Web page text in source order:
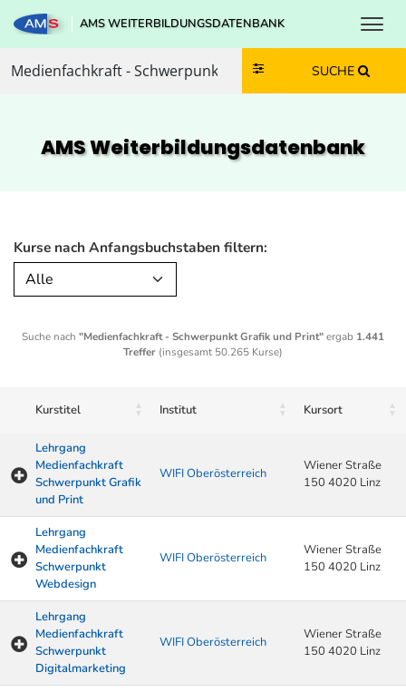
Zum Inhalt springen
Zum Navmenü springen
Zur Suche springen
Zur Footer springen
AMS WEITERBILDUNGSDATENBANK
SUCHE
AMS Weiterbildungs­datenbank
Kurse nach Anfangsbuchstaben filtern:
Alle
Suche nach "Medienfachkraft - Schwerpunkt Grafik und Print"ergab 1.441
Treffer (insgesamt 50.265 Kurse)
Kurstitel Institut Kursort
Lehrgang
Medienfachkraft
Schwerpunkt Grafik
und Print
WIFI Oberösterreich
Wiener Straße
150 4020 Linz
Lehrgang
Medienfachkraft
Schwerpunkt
Webdesign
WIFI Oberösterreich
Wiener Straße
150 4020 Linz
Lehrgang
Medienfachkraft
Schwerpunkt
Digitalmarketing
WIFI Oberösterreich
Wiener Straße
150 4020 Linz